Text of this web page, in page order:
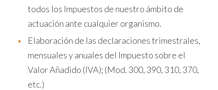
todos los Impuestos de nuestro ámbito de
actuación ante cualquier organismo.
Elaboración de las declaraciones trimestrales,
mensuales y anuales del Impuesto sobre el
Valor Añadido (IVA); (Mod. 300, 390, 310, 370,
etc.)